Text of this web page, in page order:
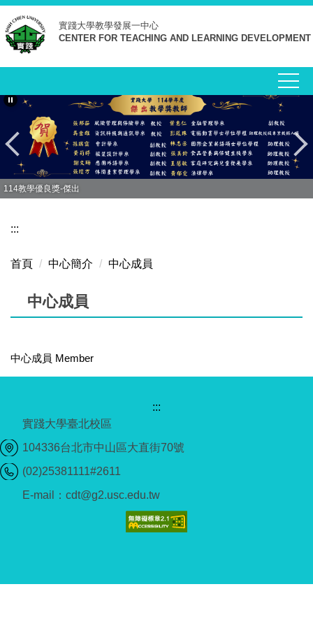
跳
到
主
要
容
實踐大學教學發展一中心
CENTER FOR TEACHING AND LEARNING DEVELOPMENT
114教學優良獎-傑出
:::
首頁 中心簡介 中心成員
中心成員
中心成員 Member
:::
實踐大學臺北校區
104336台北市中山區大直街70號
(02)25381111#2611
E-mail：cdt@g2.usc.edu.tw